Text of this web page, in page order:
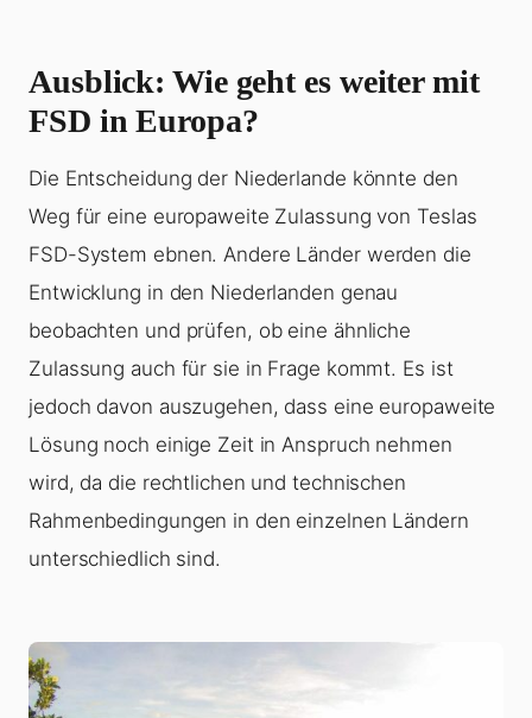
Ausblick: Wie geht es weiter mit
FSD in Europa?
Die Entscheidung der Niederlande könnte den
Weg für eine europaweite Zulassung von Teslas
FSD-System ebnen. Andere Länder werden die
Entwicklung in den Niederlanden genau
beobachten und prüfen, ob eine ähnliche
Zulassung auch für sie in Frage kommt. Es ist
jedoch davon auszugehen, dass eine europaweite
Lösung noch einige Zeit in Anspruch nehmen
wird, da die rechtlichen und technischen
Rahmenbedingungen in den einzelnen Ländern
unterschiedlich sind.